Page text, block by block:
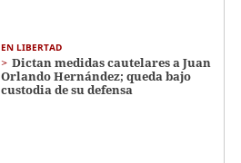
EN LIBERTAD
Dictan medidas cautelares a Juan
Orlando Hernández; queda bajo
custodia de su defensa